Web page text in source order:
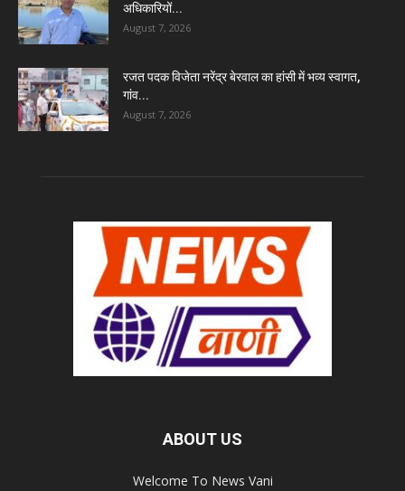
अधिकारियों...
August 7, 2026
रजत पदक विजेता नरेंद्र बेरवाल का हांसी में भव्य स्वागत,
गांव...
August 7, 2026
ABOUT US
Welcome To News Vani